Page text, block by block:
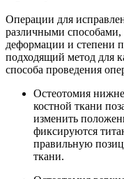
Операции для
различными способами,
деформации и степени
подходящий метод для
способа проведения
Остеотомия
костной ткани
изменить
фиксируются
правильную
ткани.